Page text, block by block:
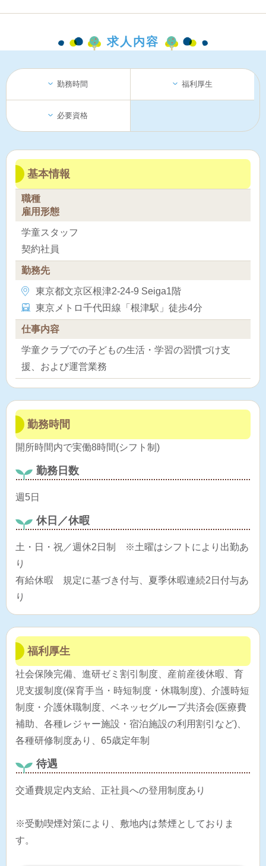
求人内容
勤務時間 福利厚生
必要資格
基本情報
職種
雇用形態
学童スタッフ
契約社員
勤務先
東京都文京区根津2-24-9 Seiga1階
東京メトロ千代田線「根津駅」徒歩4分
仕事内容
学童クラブでの子どもの生活・学習の習慣づけ支
援、および運営業務
勤務時間
開所時間内で実働8時間(シフト制)
勤務日数
週5日
休日／休暇
土・日・祝／週休2日制 ※土曜はシフトにより出勤あ
り
有給休暇 規定に基づき付与、夏季休暇連続2日付与あ
り
福利厚生
社会保険完備、進研ゼミ割引制度、産前産後休暇、育
児支援制度(保育手当・時短制度・休職制度)、介護時短
制度・介護休職制度、ベネッセグループ共済会(医療費
補助、各種レジャー施設・宿泊施設の利用割引など)、
各種研修制度あり、65歳定年制
待遇
交通費規定内支給、正社員への登用制度あり
※受動喫煙対策により、敷地内は禁煙としておりま
す。